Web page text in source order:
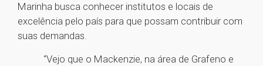
Marinha busca conhecer institutos e locais de
excelência pelo país para que possam contribuir com
suas demandas.
“Vejo que o Mackenzie, na área de Grafeno e